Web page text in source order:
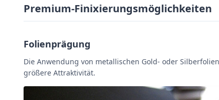
Premium-Finixierungsmöglichkeiten
Folienprägung
Die Anwendung von metallischen Gold- oder
größere Attraktivität.